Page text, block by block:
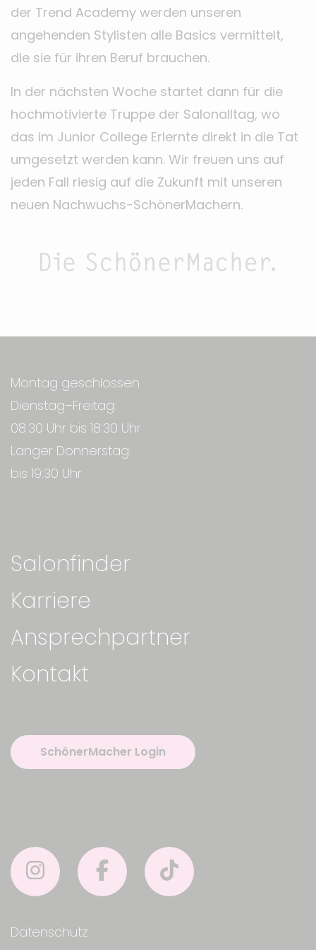
der Trend Academy werden unseren
angehenden Stylisten alle Basics vermittelt,
die sie für ihren Beruf brauchen.
In der nächsten Woche startet dann für die
hochmotivierte Truppe der Salonalltag, wo
das im Junior College Erlernte direkt in die Tat
umgesetzt werden kann. Wir freuen uns auf
jeden Fall riesig auf die Zukunft mit unseren
neuen Nachwuchs-SchönerMachern.
Montag geschlossen
Dienstag–Freitag:
08:30 Uhr bis 18:30 Uhr
Langer Donnerstag:
bis 19:30 Uhr
Salonfinder
Karriere
Ansprechpartner
Kontakt
SchönerMacher Login
Datenschutz